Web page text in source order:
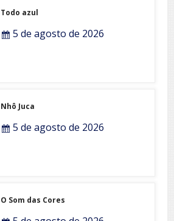
Todo azul
5 de agosto de 2026
Nhô Juca
5 de agosto de 2026
O Som das Cores